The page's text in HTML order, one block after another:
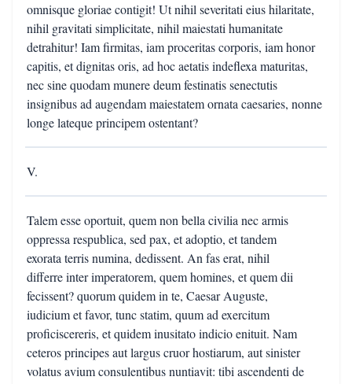
omnisque gloriae contigit! Ut nihil severitati eius hilaritate,
nihil gravitati simplicitate, nihil maiestati humanitate
detrahitur! Iam firmitas, iam proceritas corporis, iam honor
capitis, et dignitas oris, ad hoc aetatis indeflexa maturitas,
nec sine quodam munere deum festinatis senectutis
insignibus ad augendam maiestatem ornata caesaries, nonne
longe lateque principem ostentant?
V.
Talem esse oportuit, quem non bella civilia nec armis
oppressa respublica, sed pax, et adoptio, et tandem
exorata terris numina, dedissent. An fas erat, nihil
differre inter imperatorem, quem homines, et quem dii
fecissent? quorum quidem in te, Caesar Auguste,
iudicium et favor, tunc statim, quum ad exercitum
proficiscereris, et quidem inusitato indicio enituit. Nam
ceteros principes aut largus cruor hostiarum, aut sinister
volatus avium consulentibus nuntiavit: tibi ascendenti de